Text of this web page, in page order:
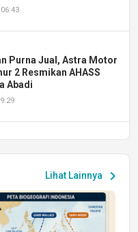
Purna Jual, Astra Motor
2 Resmikan AHASS
Abadi
MagangLihat Lainnya chevron_right